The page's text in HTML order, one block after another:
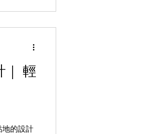
的
optic 日本
道18號
道18號
輕
地的設計